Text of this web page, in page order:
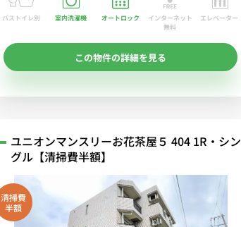
バストイレ別 室内洗濯機 オートロック
インターネット
無料
エレベーター
この物件の詳細を見る
ユニオンマンスリーお花茶屋５ 404 1R・シン
グル【清掃費半額】
清掃費
半額